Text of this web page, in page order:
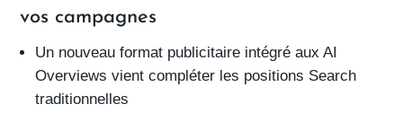
vos campagnes
Un nouveau format publicitaire intégré aux AI
Overviews vient compléter les positions Search
traditionnelles